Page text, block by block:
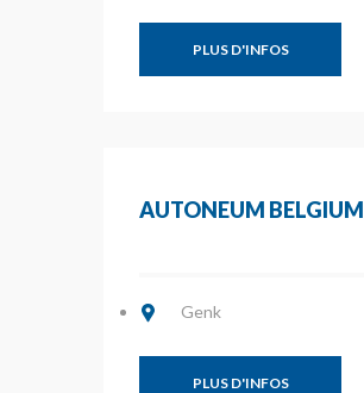
PLUS D'INFOS
AUTONEUM BELGIUM
Genk
PLUS D'INFOS